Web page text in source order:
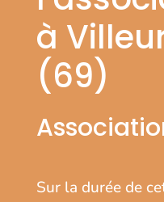
à
(69)
Sur la durée de